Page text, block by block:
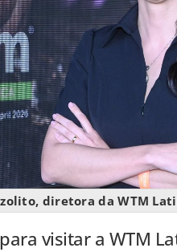
diretora da WTM
visitar a WTM